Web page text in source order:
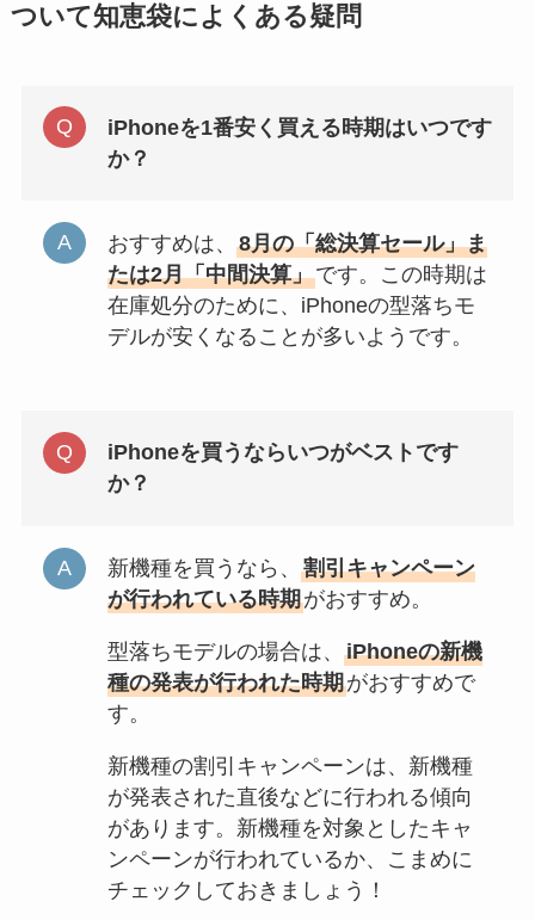
ついて知恵袋によくある疑問
iPhoneを1番安く買える時期はいつです
か？
おすすめは、 8月の「総決算セール」ま
たは2月「中間決算」です。この時期は
在庫処分のために、iPhoneの型落ちモ
デルが安くなることが多いようです。
iPhoneを買うならいつがベストです
か？
新機種を買うなら、 割引キャンペーン
が行われている時期がおすすめ。
型落ちモデルの場合は、 iPhoneの新機
種の発表が行われた時期がおすすめで
す。
新機種の割引キャンペーンは、新機種
が発表された直後などに行われる傾向
があります。新機種を対象としたキャ
ンペーンが行われているか、こまめに
チェックしておきましょう！